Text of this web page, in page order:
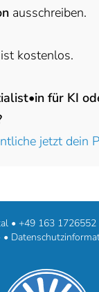
ausschreiben.
kostenlos.
für KI
jetzt dein
• +49 163 1726552
•